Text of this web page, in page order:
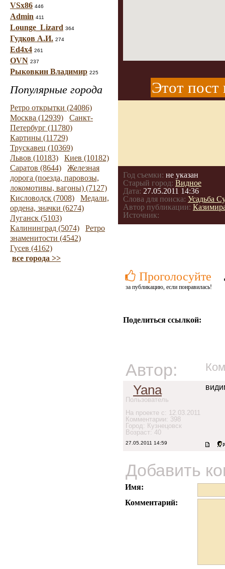
VSx86 446
Admin 411
Lounge_Lizard 364
Гудков А.И. 274
Ed4x4 261
OVN 237
Рыковкин Владимир 225
Популярные города
Ретро открытки (24086)
Москва (12939)
Санкт-
Петербург (11780)
Картины (11729)
Трускавец (10369)
Львов (10183)
Киев (10182)
Саратов (8644)
Железная
дорога (поезда, паровозы,
локомотивы, вагоны) (7127)
Кисловодск (7008)
Медали,
ордена, значки (6274)
Луганск (5103)
Калининград (5074)
Ретро
знаменитости (4542)
Гусев (4162)
все города >>
Этот пост
Год съемки: не указан
Старый город: Видное
Дата: 27.05.2011 14:36
Слова для поиска: Усадьба
Автор публикации:
Источник:
Проголосуйте
за публикацию, если понравилась!
Поделиться ссылкой:
Автор:
Yana
Пользователь
На проекте с: 12.03.2011
Комментарии: 398
Город: Кузнецовск
Возраст: 40
27.05.2011 14:59
Добавить
Имя:
Комментарий: